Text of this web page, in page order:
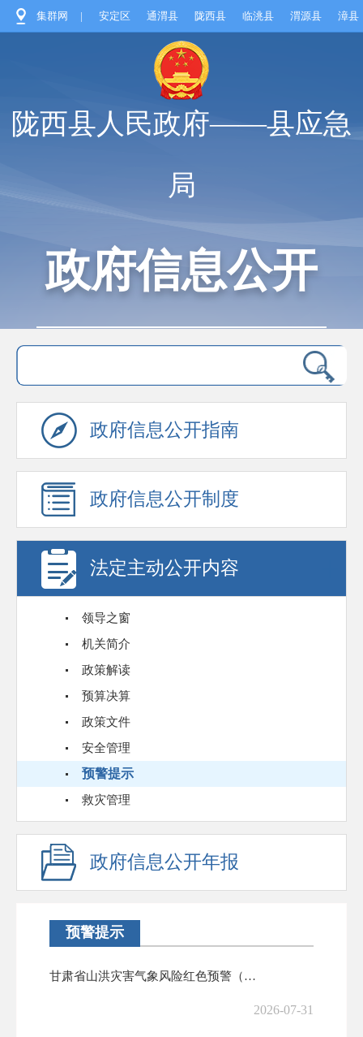
集群网 | 安定区 通渭县 陇西县 临洮县 渭源县 漳县
陇西县人民政府——县应急
局
政府信息公开
政府信息公开指南
政府信息公开制度
法定主动公开内容
领导之窗
机关简介
政策解读
预算决算
政策文件
安全管理
预警提示
救灾管理
政府信息公开年报
预警提示
甘肃省山洪灾害气象风险红色预警（7.31）
2026-07-31